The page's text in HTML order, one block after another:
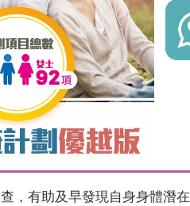
，有助及早發現自身身體潛